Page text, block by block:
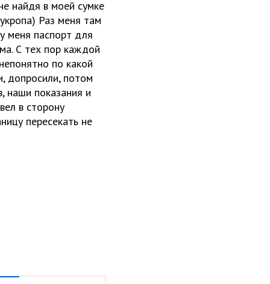
найдя в моей сумке
Раз меня там
меня паспорт для
С тех пор каждой
по какой
допросили, потом
наши показания и
в сторону
пересекать не